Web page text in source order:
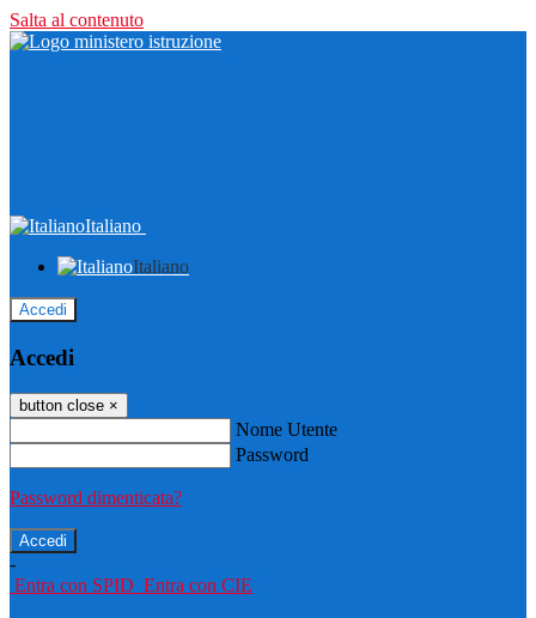
Salta al contenuto
Italiano
Italiano
Accedi
Accedi
button close ×
Nome Utente
Password
Password dimenticata?
-
Entra con SPID Entra con CIE